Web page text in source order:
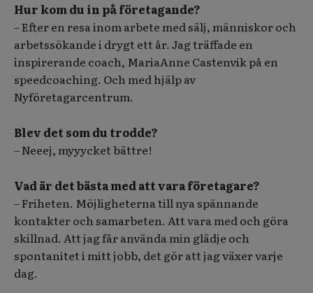
Hur kom du in på företagande?
– Efter en resa inom arbete med sälj, människor och
arbetssökande i drygt ett år. Jag träffade en
inspirerande coach, MariaAnne Castenvik på en
speedcoaching. Och med hjälp av
Nyföretagarcentrum.
Blev det som du trodde?
– Neeej, myyycket bättre!
Vad är det bästa med att vara företagare?
– Friheten. Möjligheterna till nya spännande
kontakter och samarbeten. Att vara med och göra
skillnad. Att jag får använda min glädje och
spontanitet i mitt jobb, det gör att jag växer varje
dag.